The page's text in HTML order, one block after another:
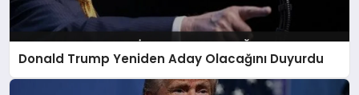
Donald Trump Yeniden Aday Olacağını Duyurdu